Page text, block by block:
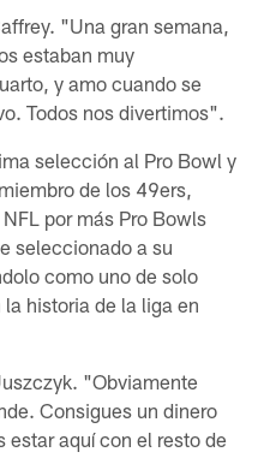
"Una gran semana,
estaban muy
y amo cuando se
Todos nos divertimos".
selección al Pro Bowl y
de los 49ers,
por más Pro Bowls
seleccionado a su
como uno de solo
historia de la liga en
"Obviamente
Consigues un dinero
estar aquí con el resto de